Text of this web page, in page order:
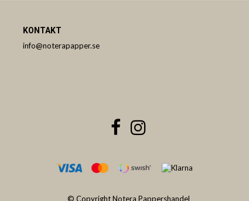
KONTAKT
info@noterapapper.se
© Copyright Notera Pappershandel